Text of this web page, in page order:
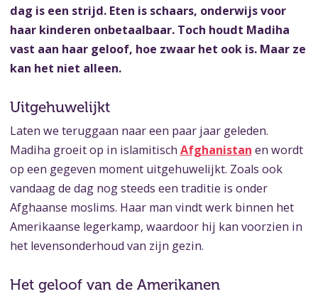
dag is een strijd. Eten is schaars, onderwijs voor
haar kinderen onbetaalbaar. Toch houdt Madiha
vast aan haar geloof, hoe zwaar het ook is. Maar ze
kan het niet alleen.
Uitgehuwelijkt
Laten we teruggaan naar een paar jaar geleden.
Madiha groeit op in islamitisch Afghanistan en wordt
op een gegeven moment uitgehuwelijkt. Zoals ook
vandaag de dag nog steeds een traditie is onder
Afghaanse moslims. Haar man vindt werk binnen het
Amerikaanse legerkamp, waardoor hij kan voorzien in
het levensonderhoud van zijn gezin.
Het geloof van de Amerikanen